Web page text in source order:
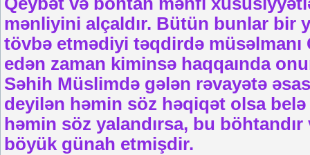
mənliyini alçaldır. Bütün bunlar bir
tövbə etmədiyi təqdirdə
edən zaman kiminsə haqqaında
Səhih Müslimdə gələn rəvayətə
deyilən həmin söz həqiqət olsa
həmin söz yalandırsa, bu
böyük günah etmişdir.